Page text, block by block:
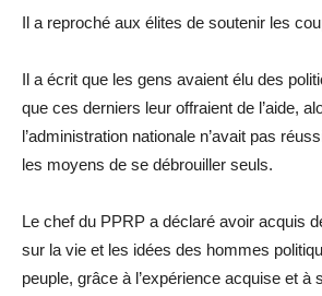
Il a reproché aux élites de soutenir les
Il a écrit que les gens avaient élu des
que ces derniers leur offraient de l’aide,
l’administration nationale n’avait pas
les moyens de se débrouiller seuls.
Le chef du PPRP a déclaré avoir acquis
sur la vie et les idées des hommes
peuple, grâce à l’expérience acquise et à